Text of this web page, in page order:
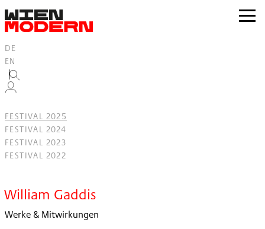
springen
zur
DE
EN
FESTIVAL 2025
FESTIVAL 2024
FESTIVAL 2023
FESTIVAL 2022
William Gaddis
Werke & Mitwirkungen